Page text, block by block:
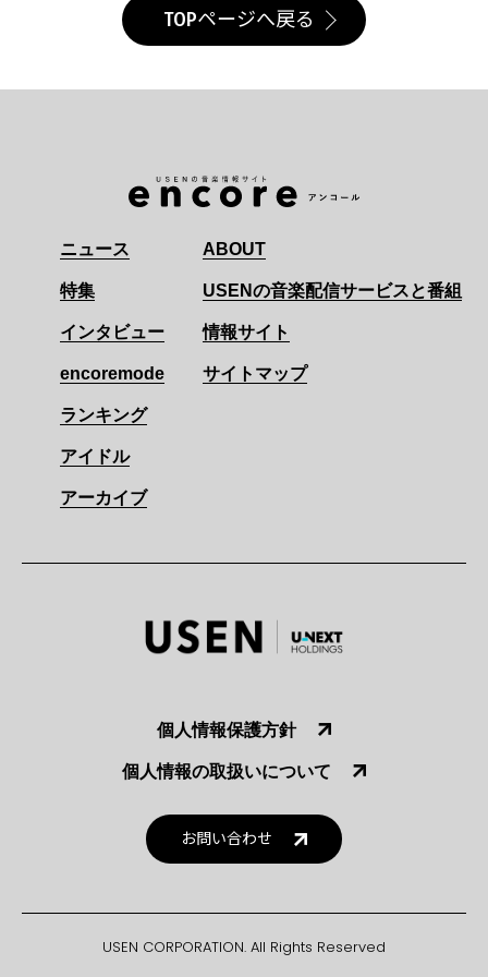
TOPページへ戻る
ニュース
特集
インタビュー
encoremode
ランキング
アイドル
アーカイブ
ABOUT
USENの音楽配信サービスと番組
情報サイト
サイトマップ
個人情報保護方針
個人情報の取扱いについて
お問い合わせ
USEN CORPORATION. All Rights Reserved